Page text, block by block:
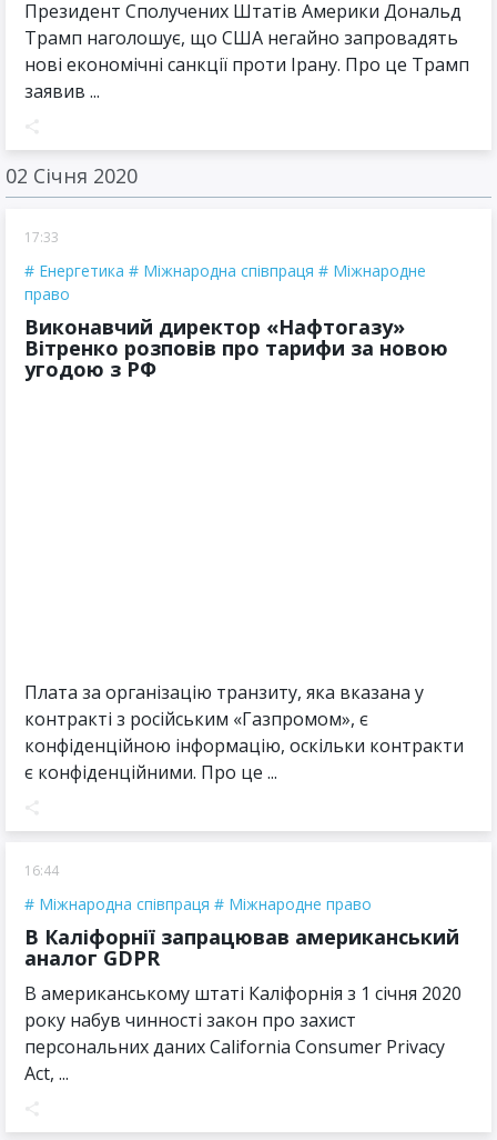
Президент Сполучених Штатів Америки Дональд
Трамп наголошує, що США негайно запровадять
нові економічні санкції проти Ірану. Про це Трамп
заявив ...
02 Січня 2020
17:33
Енергетика Міжнародна співпраця
Міжнародне
право
Виконавчий директор «Нафтогазу»
Вітренко розповів про тарифи за новою
угодою з РФ
Плата за організацію транзиту, яка вказана у
контракті з російським «Газпромом», є
конфіденційною інформацію, оскільки контракти
є конфіденційними. Про це ...
16:44
Міжнародна співпраця Міжнародне право
В Каліфорнії запрацював американський
аналог GDPR
В американському штаті Каліфорнія з 1 січня 2020
року набув чинності закон про захист
персональних даних California Consumer Privacy
Act, ...